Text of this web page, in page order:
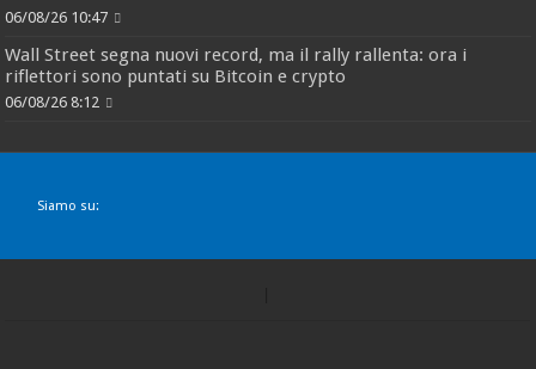
06/08/26 10:47
Wall Street segna nuovi record, ma il rally rallenta: ora i
riflettori sono puntati su Bitcoin e crypto
06/08/26 8:12
Siamo su: